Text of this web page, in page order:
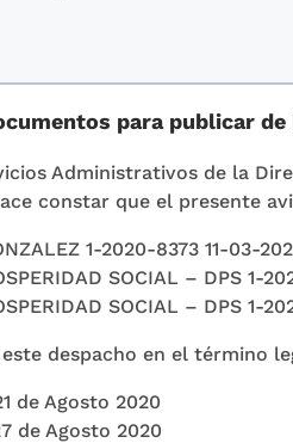
para publicar
Administrativos de la
constar que el presente
1-2020-8373 11-03-
SOCIAL – DPS 1-
SOCIAL – DPS 1-
despacho en el término
de Agosto 2020
de Agosto 2020